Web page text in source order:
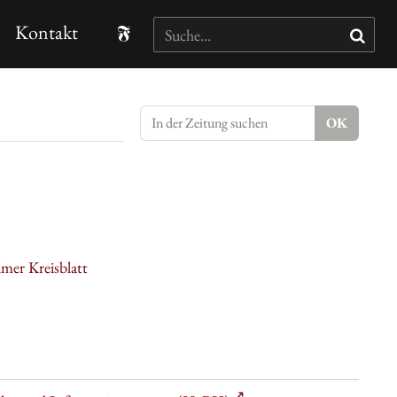
Kontakt
Kreisblatt